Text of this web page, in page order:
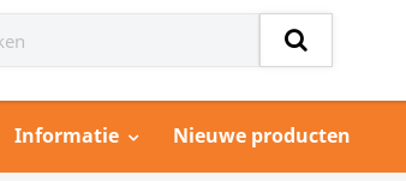
Informatie Nieuwe producten